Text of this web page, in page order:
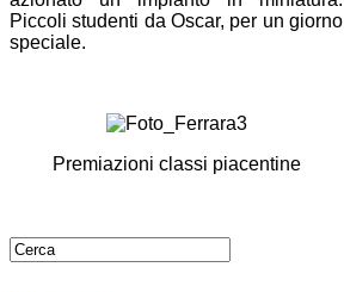
Piccoli studenti da Oscar, per un giorno
speciale.
Premiazioni classi piacentine